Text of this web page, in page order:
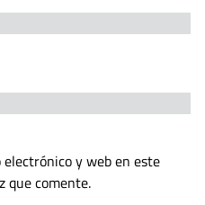
y web en este
que comente.